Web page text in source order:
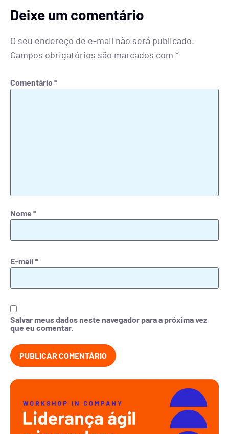
Deixe um comentário
O seu endereço de e-mail não será publicado.
Campos obrigatórios são marcados com *
Comentário*
Nome *
E-mail *
Salvar meus dados neste navegador para a próxima vez
que eu comentar.